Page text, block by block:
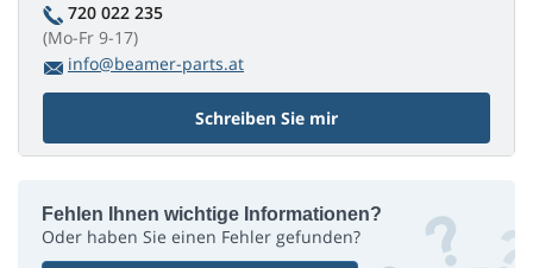
720 022 235
(Mo-Fr 9-17)
info@beamer-parts.at
Schreiben Sie mir
Fehlen Ihnen wichtige Informationen?
Oder haben Sie einen Fehler gefunden?